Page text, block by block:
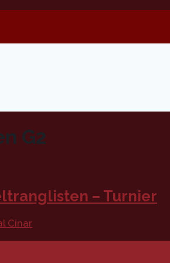
G2
– Turnier
Cinar